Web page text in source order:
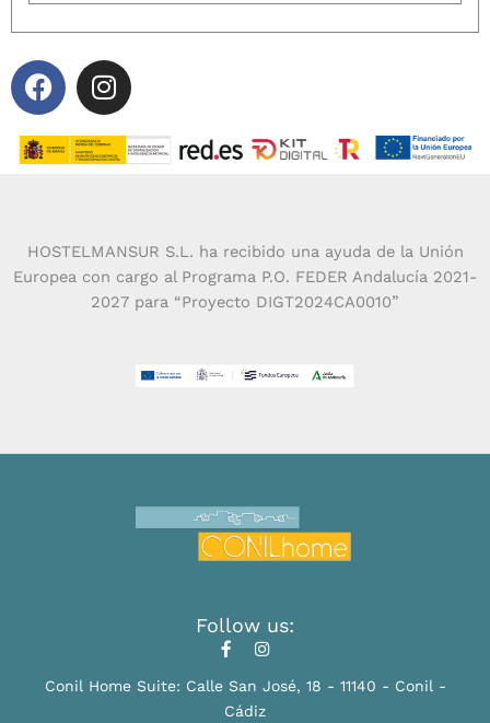
F
a
c
e
k
I
n
s
t
a
m
HOSTELMANSUR S.L. ha recibido una ayuda de la Unión
Europea con cargo al Programa P.O. FEDER Andalucía 2021-
2027 para “Proyecto DIGT2024CA0010”
Follow us:
Conil Home Suite: Calle San José, 18 - 11140 - Conil -
Cádiz